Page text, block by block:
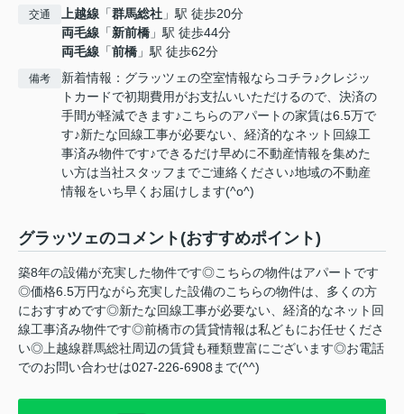
交通 上越線 「群馬総社 」駅 徒歩20分
両毛線 「新前橋 」駅 徒歩44分
両毛線 「前橋 」駅 徒歩62分
備考
新着情報：グラッツェの空室情報ならコチラ♪クレジッ
トカードで初期費用がお支払いいただけるので、決済の
手間が軽減できます♪こちらのアパートの家賃は6.5万で
す♪新たな回線工事が必要ない、経済的なネット回線工
事済み物件です♪できるだけ早めに不動産情報を集めた
い方は当社スタッフまでご連絡ください♪地域の不動産
情報をいち早くお届けします(^o^)
グラッツェのコメント(おすすめポイント)
築8年の設備が充実した物件です◎こちらの物件はアパートです
◎価格6.5万円ながら充実した設備のこちらの物件は、多くの方
におすすめです◎新たな回線工事が必要ない、経済的なネット回
線工事済み物件です◎前橋市の賃貸情報は私どもにお任せくださ
い◎上越線群馬総社周辺の賃貸も種類豊富にございます◎お電話
でのお問い合わせは027-226-6908まで(^^)